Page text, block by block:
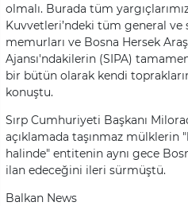
olmalı. Burada tüm
Kuvvetleri’ndeki tüm general ve
memurları ve Bosna Hersek
Ajansı'ndakilerin (SIPA)
bir bütün olarak kendi
konuştu.
Sırp Cumhuriyeti Başkanı
açıklamada taşınmaz mülklerin
halinde" entitenin aynı gece
ilan edeceğini ileri sürmüştü.
Balkan News